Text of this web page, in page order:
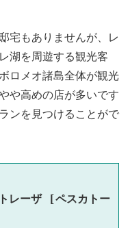
宅もありませんが、レ
湖を周遊する観光客
ロメオ諸島全体が観光
や高めの店が多いです
ンを見つけることがで
レーザ [ペスカトー